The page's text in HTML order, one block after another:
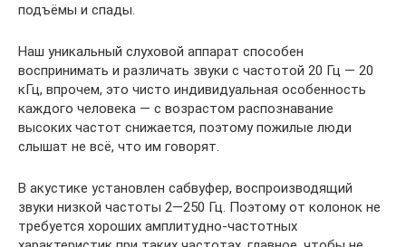
подъёмы и спады.
Наш уникальный слуховой аппарат способен
воспринимать и различать звуки с частотой 20 Гц — 20
кГц, впрочем, это чисто индивидуальная особенность
каждого человека — с возрастом распознавание
высоких частот снижается, поэтому пожилые люди
слышат не всё, что им говорят.
В акустике установлен сабвуфер, воспроизводящий
звуки низкой частоты 2—250 Гц. Поэтому от колонок не
требуется хороших амплитудно-частотных